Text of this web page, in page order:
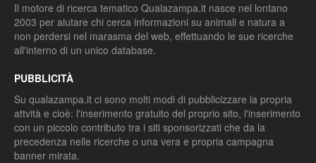
Il motore di ricerca tematico Qualazampa.it nasce nel lontano
2003 per aiutare chi cerca informazioni su animali e natura a
non perdersi nel marasma del web, effettuando le sue ricerche
all'interno di un unico database.
PUBBLICITÀ
Su qualazampa.it ci sono molti modi di pubblicizzare la propria
attvità e cioè: l'inserimento gratuito del proprio sito, l'inserimento
con un piccolo contributo tra i siti sponsorizzati che da la
precedenza nelle ricerche o una vera e propria campagna
banner mirata.